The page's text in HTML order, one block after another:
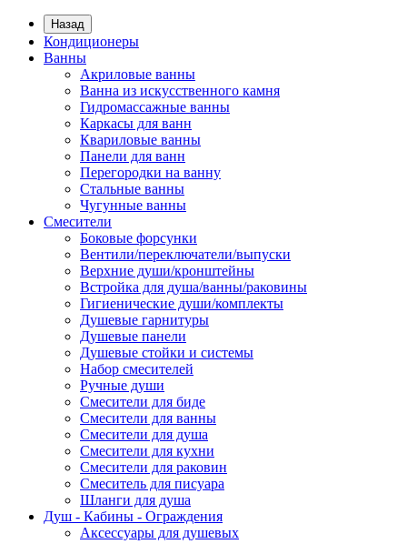
Назад
Кондиционеры
Ванны
Акриловые ванны
Ванна из искусственного камня
Гидромассажные ванны
Каркасы для ванн
Квариловые ванны
Панели для ванн
Перегородки на ванну
Стальные ванны
Чугунные ванны
Смесители
Боковые форсунки
Вентили/переключатели/выпуски
Верхние души/кронштейны
Встройка для душа/ванны/раковины
Гигиенические души/комплекты
Душевые гарнитуры
Душевые панели
Душевые стойки и системы
Набор смесителей
Ручные души
Смесители для биде
Смесители для ванны
Смесители для душа
Смесители для кухни
Смесители для раковин
Смеситель для писуара
Шланги для душа
Душ - Кабины - Ограждения
Аксессуары для душевых